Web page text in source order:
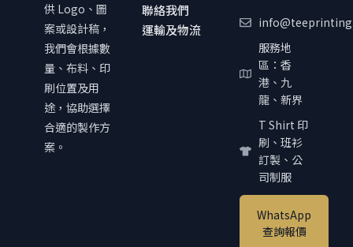
供 Logo、圖
案或設計稿，
我們會根據數
量、布料、印
刷位置及用
途，協助選擇
合適的製作方
案。
聯絡我們
運輸及物流
服務地
區：香
港、九
龍、新界
T Shirt 印
刷、班衫
訂製、公
司制服
WhatsApp
查詢報價